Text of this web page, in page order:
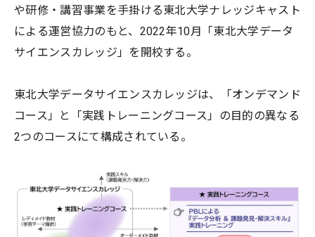
や研修・講習事業を手掛ける東北大学ナレッジキャスト
による運営協力のもと、2022年10月「東北大学データ
サイエンスカレッジ」を開校する。
東北大学データサイエンスカレッジは、「オンデマンド
コース」と「実践トレーニングコース」の目的の異なる
2つのコースにて構成されている。